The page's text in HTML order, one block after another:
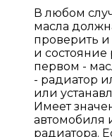
В любом
масла
проверить и
и состояние
первом -
- радиатор
или
Имеет
автомобиля
радиатора.